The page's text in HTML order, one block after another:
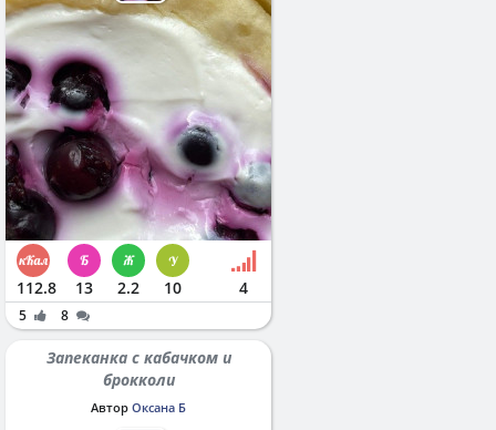
112.8 13 2.2 10 4
5 8
Запеканка с кабачком и
брокколи
Автор Оксана Б